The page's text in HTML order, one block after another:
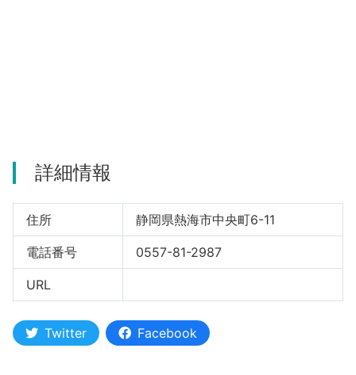
詳細情報
住所 静岡県熱海市中央町6-11
電話番号 0557-81-2987
URL
Twitter Facebook